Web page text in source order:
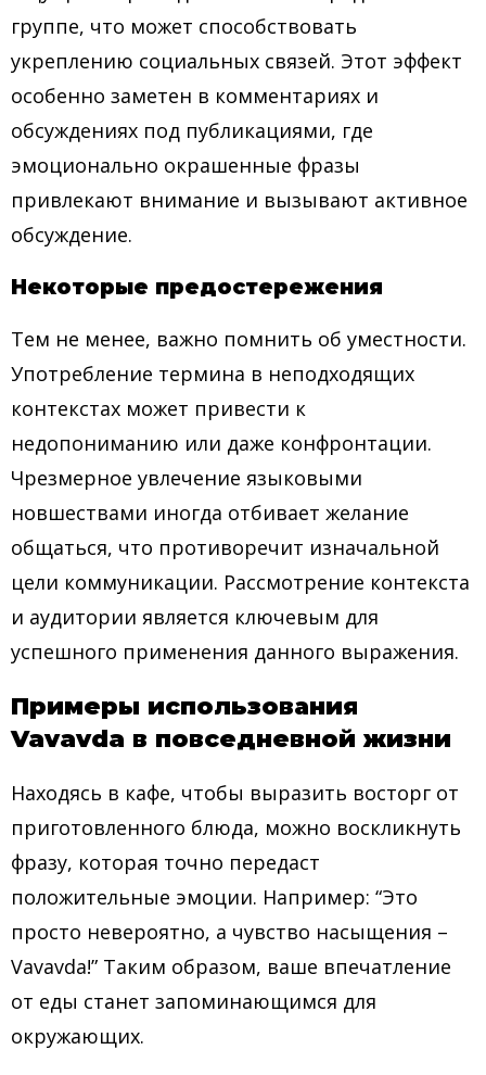
группе, что может способствовать
укреплению социальных связей. Этот эффект
особенно заметен в комментариях и
обсуждениях под публикациями, где
эмоционально окрашенные фразы
привлекают внимание и вызывают активное
обсуждение.
Некоторые предостережения
Тем не менее, важно помнить об уместности.
Употребление термина в неподходящих
контекстах может привести к
недопониманию или даже конфронтации.
Чрезмерное увлечение языковыми
новшествами иногда отбивает желание
общаться, что противоречит изначальной
цели коммуникации. Рассмотрение контекста
и аудитории является ключевым для
успешного применения данного выражения.
Примеры использования
Vavavda в повседневной жизни
Находясь в кафе, чтобы выразить восторг от
приготовленного блюда, можно воскликнуть
фразу, которая точно передаст
положительные эмоции. Например: “Это
просто невероятно, а чувство насыщения –
Vavavda!” Таким образом, ваше впечатление
от еды станет запоминающимся для
окружающих.